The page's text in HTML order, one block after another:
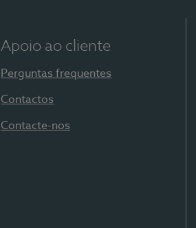
Apoio ao cliente
Perguntas frequentes
Contactos
Contacte-nos